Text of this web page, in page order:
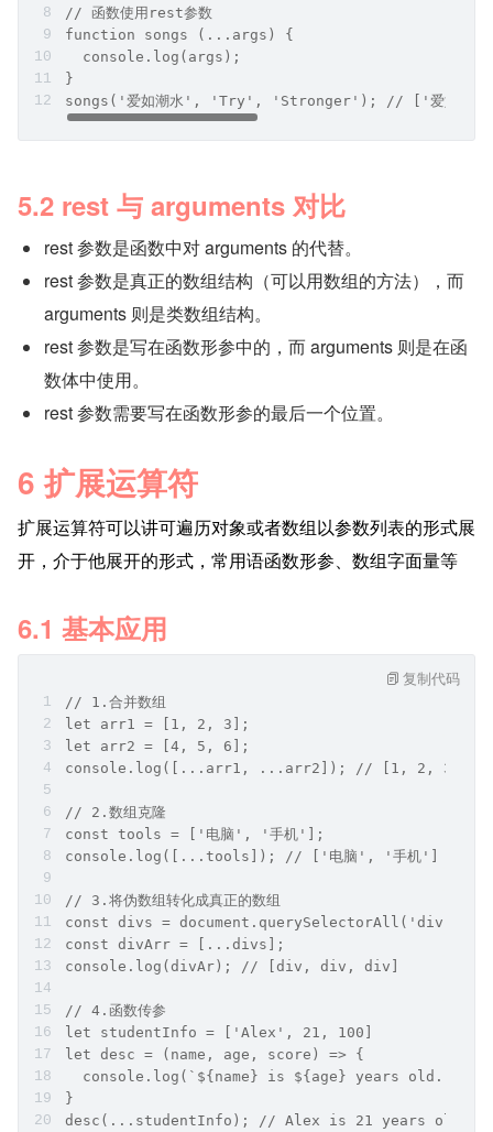
// 函数使用rest参数
function songs (...args) {
  console.log(args);
}
songs('爱如潮水', 'Try', 'Stronger'); // ['爱如
5.2 rest 与 arguments 对比
rest 参数是函数中对 arguments 的代替。
rest 参数是真正的数组结构（可以用数组的方法），而
arguments 则是类数组结构。
rest 参数是写在函数形参中的，而 arguments 则是在函
数体中使用。
rest 参数需要写在函数形参的最后一个位置。
6 扩展运算符
扩展运算符可以讲可遍历对象或者数组以参数列表的形式展
开，介于他展开的形式，常用语函数形参、数组字面量等
6.1 基本应用
// 1.合并数组
let arr1 = [1, 2, 3];
let arr2 = [4, 5, 6];
console.log([...arr1, ...arr2]); // [1, 2, 3, 4,
// 2.数组克隆
const tools = ['电脑', '手机'];
console.log([...tools]); // ['电脑', '手机']
// 3.将伪数组转化成真正的数组
const divs = document.querySelectorAll('div');
const divArr = [...divs];
console.log(divAr); // [div, div, div]
// 4.函数传参
let studentInfo = ['Alex', 21, 100]
let desc = (name, age, score) => {
console.log(`${name} is ${age} years old. He
}
desc(...studentInfo); // Alex is 21 years old.
复制代码